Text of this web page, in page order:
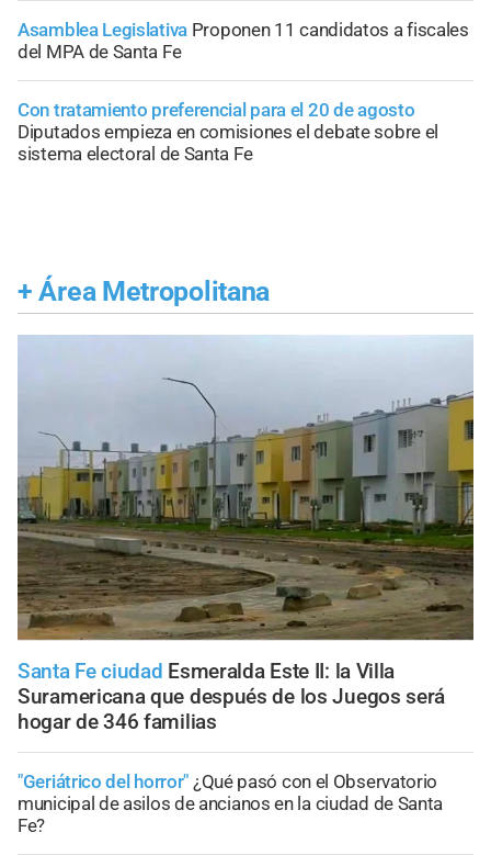
Asamblea Legislativa Proponen 11 candidatos a fiscales
del MPA de Santa Fe
Con tratamiento preferencial para el 20 de agosto
Diputados empieza en comisiones el debate sobre el
sistema electoral de Santa Fe
+ Área Metropolitana
Santa Fe ciudad Esmeralda Este II: la Villa
Suramericana que después de los Juegos será
hogar de 346 familias
"Geriátrico del horror" ¿Qué pasó con el Observatorio
municipal de asilos de ancianos en la ciudad de Santa
Fe?